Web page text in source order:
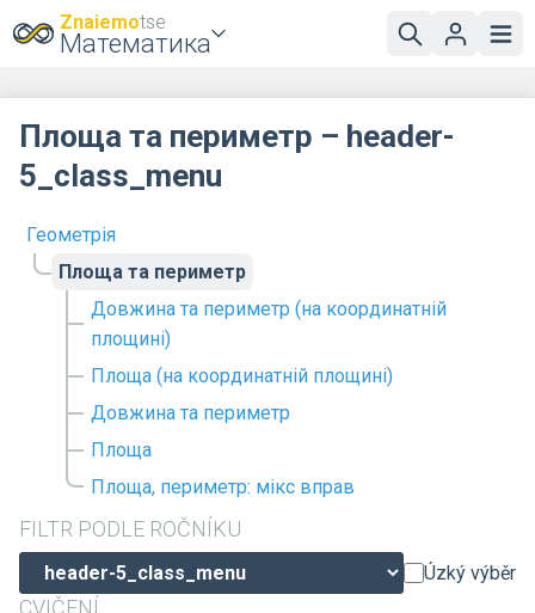
Znaiemotse
Математика
Геометрія
Площа та периметр
Довжина та периметр (на координатній
площині)
Площа (на координатній площині)
Довжина та периметр
Площа
Площа, периметр: мікс вправ
FILTR PODLE ROČNÍKU
Úzký výběr
CVIČENÍ
Площа та периметр – header-
5_class_menu